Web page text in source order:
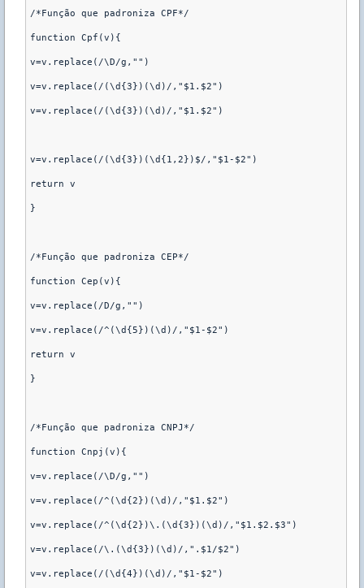
/*Função que padroniza CPF*/
function Cpf(v){
v=v.replace(/\D/g,"")
v=v.replace(/(\d{3})(\d)/,"$1.$2")
v=v.replace(/(\d{3})(\d)/,"$1.$2")
v=v.replace(/(\d{3})(\d{1,2})$/,"$1-$2")
return v
}
/*Função que padroniza CEP*/
function Cep(v){
v=v.replace(/D/g,"")
v=v.replace(/^(\d{5})(\d)/,"$1-$2")
return v
}
/*Função que padroniza CNPJ*/
function Cnpj(v){
v=v.replace(/\D/g,"")
v=v.replace(/^(\d{2})(\d)/,"$1.$2")
v=v.replace(/^(\d{2})\.(\d{3})(\d)/,"$1.$2.$3")
v=v.replace(/\.(\d{3})(\d)/,".$1/$2")
v=v.replace(/(\d{4})(\d)/,"$1-$2")